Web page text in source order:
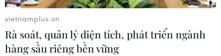
vietnamplus.vn
Rà soát, quản lý diện tích, phát triển ngành
hàng sầu riêng bền vững